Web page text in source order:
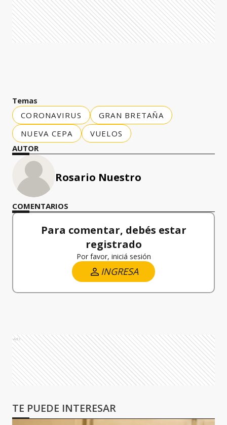
Temas
CORONAVIRUS
GRAN BRETAÑA
NUEVA CEPA
VUELOS
AUTOR
Rosario Nuestro
COMENTARIOS
Para comentar, debés estar
registrado
Por favor, iniciá sesión
INGRESA
Ads
TE PUEDE INTERESAR